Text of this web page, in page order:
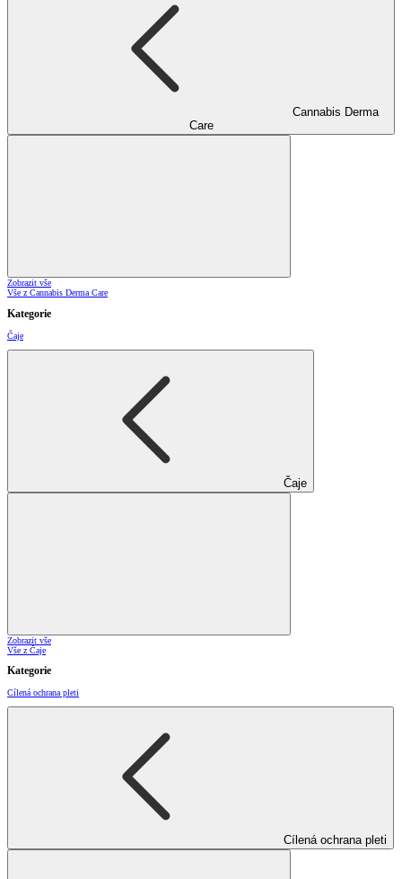
Cannabis Derma
Care
Zobrazit vše
Vše z Cannabis Derma Care
Kategorie
Čaje
Čaje
Zobrazit vše
Vše z Čaje
Kategorie
Cílená ochrana pleti
Cílená ochrana pleti